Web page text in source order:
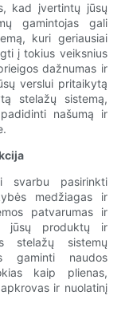
kad įvertintų jūsų
gamintojas gali
kuri geriausiai
į tokius veiksnius
dažnumas ir
verslui pritaikytą
stelažų sistemą,
našumą ir
svarbu pasirinkti
medžiagas ir
patvarumas ir
jūsų produktų ir
stelažų sistemų
gaminti naudos
kaip plienas,
ir nuolatinį